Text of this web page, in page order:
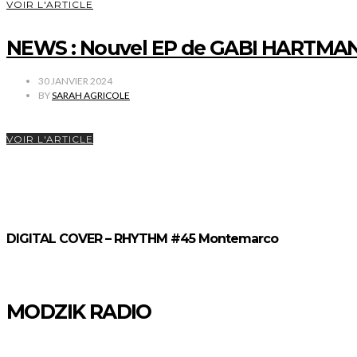
VOIR L'ARTICLE
NEWS : Nouvel EP de GABI
30 JANVIER 2024
BYSARAH AGRICOLE
VOIR L'ARTICLE
DIGITAL COVER – RHYTHM #45 Montemarco
MODZIK RADIO